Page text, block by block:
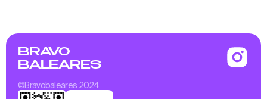
BRAVO
BALEARES
©Bravobaleares 2024